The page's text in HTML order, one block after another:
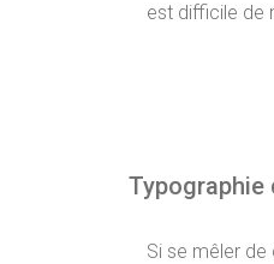
est difficile de
Si se mêler